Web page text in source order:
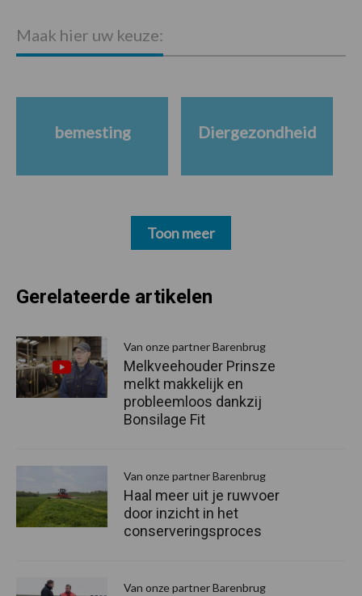
Maak hier uw keuze:
bemesting Diergezondheid
Toon meer
Gerelateerde artikelen
Van onze partner Barenbrug
Melkveehouder Prinsze
melkt makkelijk en
probleemloos dankzij
Bonsilage Fit
Van onze partner Barenbrug
Haal meer uit je ruwvoer
door inzicht in het
conserveringsproces
Van onze partner Barenbrug